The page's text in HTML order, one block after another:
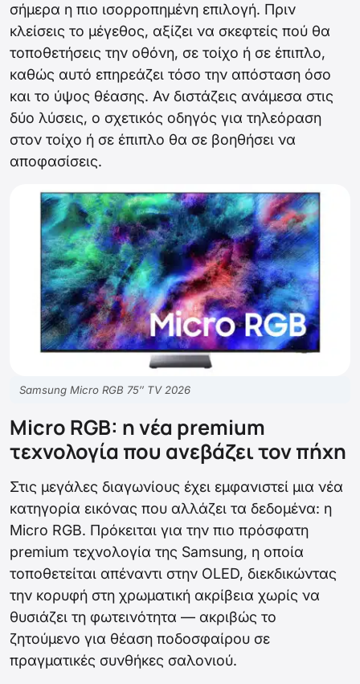
σήμερα η πιο ισορροπημένη επιλογή. Πριν
κλείσεις το μέγεθος, αξίζει να σκεφτείς πού θα
τοποθετήσεις την οθόνη, σε τοίχο ή σε έπιπλο,
καθώς αυτό επηρεάζει τόσο την απόσταση όσο
και το ύψος θέασης. Αν διστάζεις ανάμεσα στις
δύο λύσεις, ο σχετικός οδηγός για τηλεόραση
στον τοίχο ή σε έπιπλο θα σε βοηθήσει να
αποφασίσεις.
Samsung Micro RGB 75″ TV 2026
Micro RGB: η νέα premium
τεχνολογία που ανεβάζει τον πήχη
Στις μεγάλες διαγωνίους έχει εμφανιστεί μια νέα
κατηγορία εικόνας που αλλάζει τα δεδομένα: η
Micro RGB. Πρόκειται για την πιο πρόσφατη
premium τεχνολογία της Samsung, η οποία
τοποθετείται απέναντι στην OLED, διεκδικώντας
την κορυφή στη χρωματική ακρίβεια χωρίς να
θυσιάζει τη φωτεινότητα — ακριβώς το
ζητούμενο για θέαση ποδοσφαίρου σε
πραγματικές συνθήκες σαλονιού.